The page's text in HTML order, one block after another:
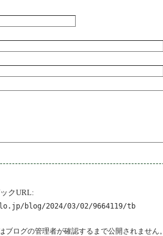
クURL:
blog/2024/03/02/9664119/tb
ログの管理者が確認するまで公開されません。